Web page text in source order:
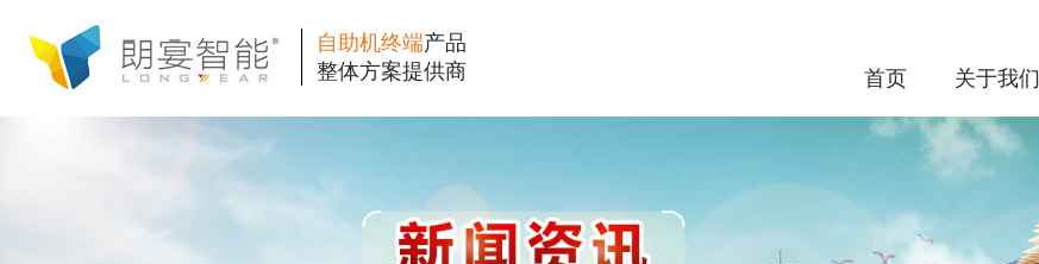
自助机终端产品
整体方案提供商
首页 关于我们